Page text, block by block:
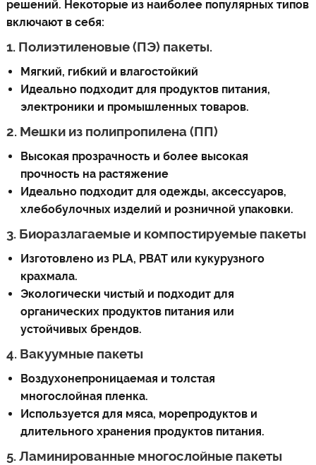
решений. Некоторые из наиболее популярных типов
включают в себя:
1. Полиэтиленовые (ПЭ) пакеты.
Мягкий, гибкий и влагостойкий
Идеально подходит для продуктов питания,
электроники и промышленных товаров.
2. Мешки из полипропилена (ПП)
Высокая прозрачность и более высокая
прочность на растяжение
Идеально подходит для одежды, аксессуаров,
хлебобулочных изделий и розничной упаковки.
3. Биоразлагаемые и компостируемые пакеты
Изготовлено из PLA, PBAT или кукурузного
крахмала.
Экологически чистый и подходит для
органических продуктов питания или
устойчивых брендов.
4. Вакуумные пакеты
Воздухонепроницаемая и толстая
многослойная пленка.
Используется для мяса, морепродуктов и
длительного хранения продуктов питания.
5. Ламинированные многослойные пакеты